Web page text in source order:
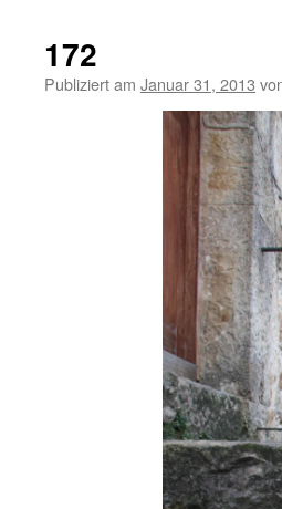
172
Publiziert am Januar 31, 2013